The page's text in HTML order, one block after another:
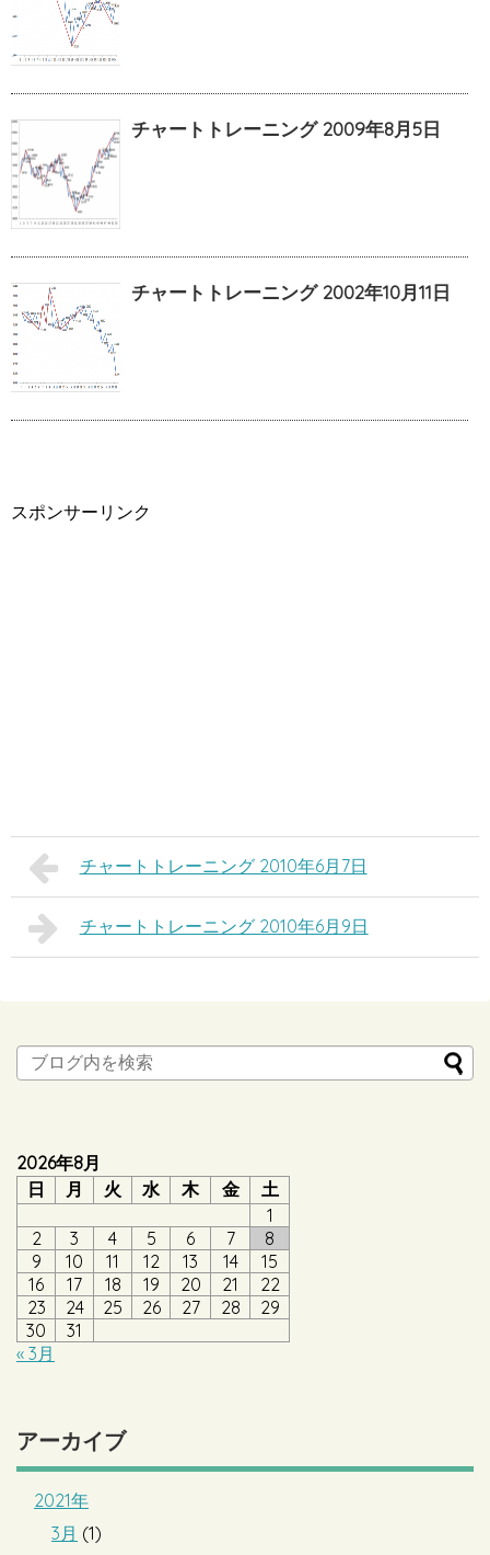
チャートトレーニング 2009年8月5日
チャートトレーニング 2002年10月11日
スポンサーリンク
チャートトレーニング 2010年6月7日
チャートトレーニング 2010年6月9日
2026年8月
日
月 火 水 木 金
土
1
2
3 4 5 6 7
8
9
10 11 12 13 14
15
16
17 18 19 20 21
22
23
24 25 26 27 28
29
30
31
« 3月
アーカイブ
2021年
3月 (1)